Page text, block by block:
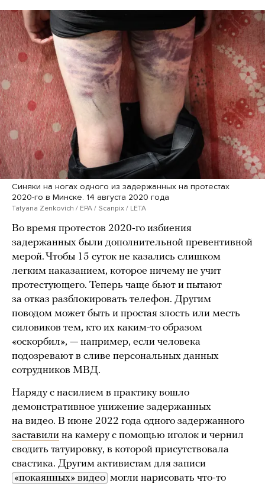
Синяки на ногах одного из задержанных на протестах
2020-го в Минске. 14 августа 2020 года
Tatyana Zenkovich / EPA / Scanpix / LETA
Во время протестов 2020-го избиения
задержанных были дополнительной превентивной
мерой. Чтобы 15 суток не казались слишком
легким наказанием, которое ничему не учит
протестующего. Теперь чаще бьют и пытают
за отказ разблокировать телефон. Другим
поводом может быть и простая злость или месть
силовиков тем, кто их каким-то образом
«оскорбил», — например, если человека
подозревают в сливе персональных данных
сотрудников МВД.
Наряду с насилием в практику вошло
демонстративное унижение задержанных
на видео. В июне 2022 года одного задержанного
заставили на камеру с помощью иголок и чернил
сводить татуировку, в которой присутствовала
свастика. Другим активистам для записи
«покаянных» видео могли нарисовать что-то